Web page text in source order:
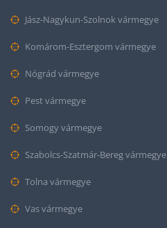
Jász-Nagykun-Szolnok vármegye
Komárom-Esztergom vármegye
Nógrád vármegye
Pest vármegye
Somogy vármegye
Szabolcs-Szatmár-Bereg vármegye
Tolna vármegye
Vas vármegye